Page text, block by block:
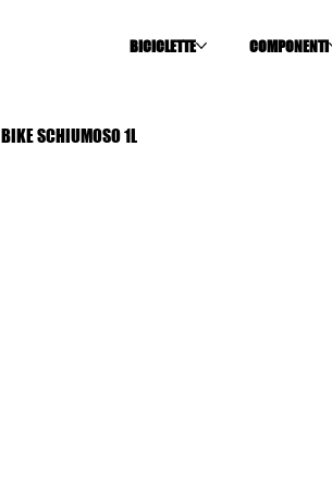
BICICLETTE COMPONENTI
SCHIUMOSO 1L